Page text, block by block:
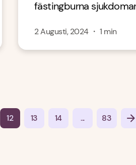
fästingburna
2 Augusti, 2024・1 min
12 13 14 ... 83